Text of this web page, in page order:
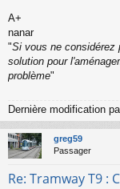
A+
nanar
"Si vous ne considérez
solution pour
problème"
Dernière modification
greg59
Passager
Re: Tramway T9 :